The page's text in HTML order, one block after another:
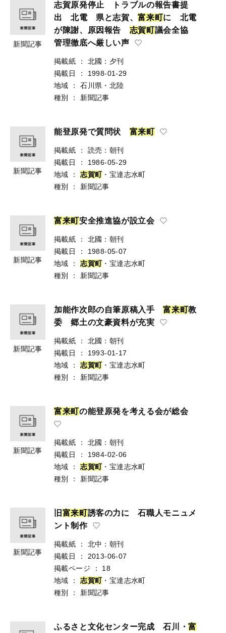
新聞記事
志賀原発停止 トラブルの報告書提
出 北電 県と志賀、富来町に 北電
が陳謝、原因報告 志賀町議会全協
管理徹底へ厳しい声
掲載紙 ：
北國：夕刊
掲載日
：
1998-01-29
地域
：
石川県・北陸
種別
： 新聞記事
新聞記事
能登原発で質問状 富来町
掲載紙 ：
読売：朝刊
掲載日
：
1986-05-29
地域
： 志賀町・宝達志水町
種別
： 新聞記事
新聞記事
富来町安全推進協が設立会
掲載紙 ：
北國：朝刊
掲載日
：
1988-05-07
地域
： 志賀町・宝達志水町
種別
： 新聞記事
新聞記事
加能作次郎の自筆原稿入手富来町教
委 郷土の文豪資料が充実
掲載紙 ：
北國：朝刊
掲載日
：
1993-01-17
地域
： 志賀町・宝達志水町
種別
： 新聞記事
新聞記事
富来町の能登原発を考える会が総会
掲載紙 ：
北國：朝刊
掲載日
：
1984-02-06
地域
： 志賀町・宝達志水町
種別
： 新聞記事
新聞記事
旧 富来町誘客の力に 石職人モニュメ
ント制作
掲載紙 ：
北中：朝刊
掲載日
：
2013-06-07
掲載ページ
：
18
地域
： 志賀町・宝達志水町
種別
： 新聞記事
ふるさと文化センター完成 石川・富